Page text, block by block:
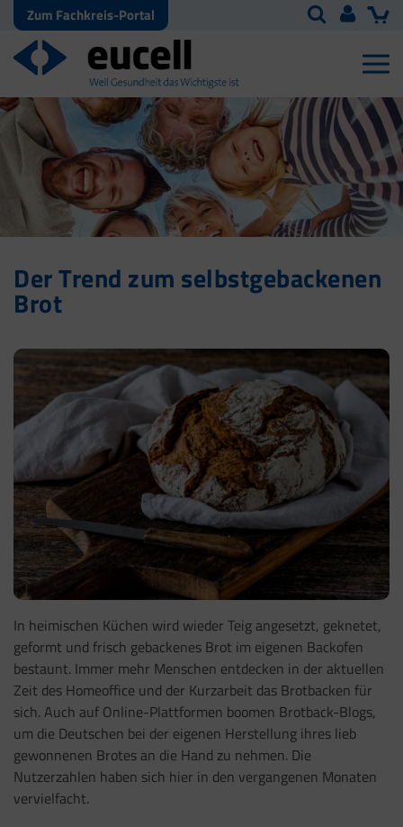
Zum Fachkreis-Portal
Der Trend zum selbstgebackenen
Brot
In heimischen Küchen wird wieder Teig angesetzt, geknetet,
geformt und frisch gebackenes Brot im eigenen Backofen
bestaunt. Immer mehr Menschen entdecken in der aktuellen
Zeit des Homeoffice und der Kurzarbeit das Brotbacken für
sich. Auch auf Online-Plattformen boomen Brotback-Blogs,
um die Deutschen bei der eigenen Herstellung ihres lieb
gewonnenen Brotes an die Hand zu nehmen. Die
Nutzerzahlen haben sich hier in den vergangenen Monaten
vervielfacht.